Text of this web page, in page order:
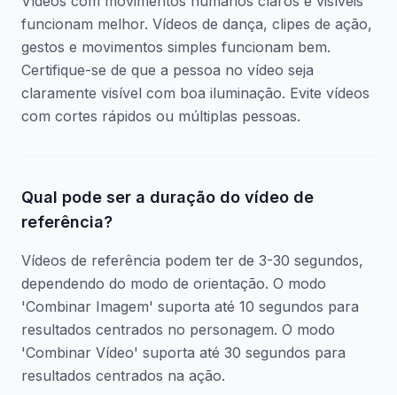
funcionam melhor. Vídeos de dança, clipes de ação,
gestos e movimentos simples funcionam bem.
Certifique-se de que a pessoa no vídeo seja
claramente visível com boa iluminação. Evite vídeos
com cortes rápidos ou múltiplas pessoas.
Qual pode ser a duração do vídeo de
referência?
Vídeos de referência podem ter de 3-30 segundos,
dependendo do modo de orientação. O modo
'Combinar Imagem' suporta até 10 segundos para
resultados centrados no personagem. O modo
'Combinar Vídeo' suporta até 30 segundos para
resultados centrados na ação.